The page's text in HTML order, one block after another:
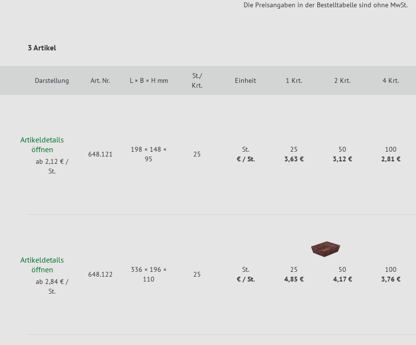
Die Preisangaben in der Bestelltabelle sind ohne MwSt.
3 Artikel
Darstellung Art. Nr. L × B × H mm
St./
Krt.
Einheit 1 Krt. 2 Krt. 4 Krt.
Artikeldetails
öffnen
ab 2,12 € /
St.
648.121
198 × 148 ×
95
25
St.
€ / St.
25
3,63 €
50
3,12 €
100
2,81 €
Artikeldetails
öffnen
ab 2,84 € /
St.
648.122
336 × 196 ×
110
25
St.
€ / St.
25
4,85 €
50
4,17 €
100
3,76 €